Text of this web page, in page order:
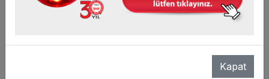
Kapat
gerçekleştireceğimizi duyurmaktan mutlu ve gururluyuz.
sıra kendi çalışmalarını poster veya sözlü bildiri şeklinde
dünyadaki kan bankacılığı ve transfüzyon tıbbındaki bilgi ve